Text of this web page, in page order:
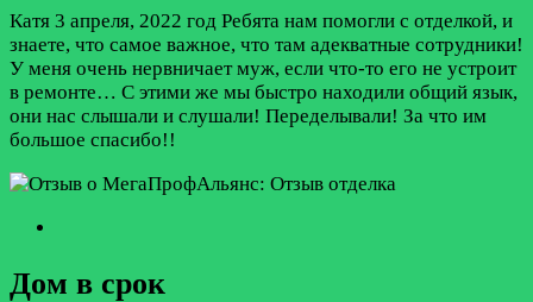
Катя 3 апреля, 2022 год Ребята нам помогли с отделкой, и
знаете, что самое важное, что там адекватные сотрудники!
У меня очень нервничает муж, если что-то его не устроит
в ремонте… С этими же мы быстро находили общий язык,
они нас слышали и слушали! Переделывали! За что им
большое спасибо!!
Дом в срок